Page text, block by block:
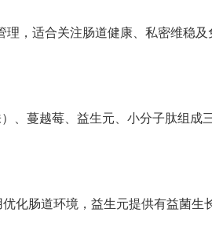
，适合关注肠道健康、私密维稳及
、蔓越莓、益生元、小分子肽组成
化肠道环境，益生元提供有益菌生